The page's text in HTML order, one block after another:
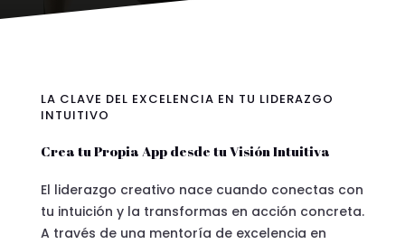
LA CLAVE DEL EXCELENCIA EN TU LIDERAZGO
INTUITIVO
Crea tu Propia App desde tu Visión Intuitiva
El liderazgo creativo nace cuando conectas con
tu intuición y la transformas en acción concreta.
A través de una mentoría de excelencia en